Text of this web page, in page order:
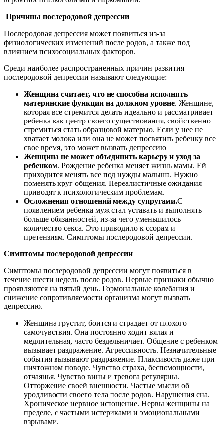
Причины послеродовой депрессии
Послеродовая депрессия может появиться из-за
физиологических изменений после родов, а также под
влиянием психосоциальных факторов.
Среди наиболее распространенных причин развития
послеродовой депрессии называют следующие:
Женщина считает, что не способна исполнять
материнские функции на должном уровне. Женщине,
которая все стремится делать идеально и рассматривает
ребенка как центр своего существования, свойственно
стремиться стать образцовой матерью. Если у нее не
хватает молока или она не может посвятить ребенку все
свое время, это может вызвать депрессию.
Женщина не может объединить карьеру и уход за
ребенком. Рождение ребенка меняет жизнь мамы. Ей
приходится менять все под нужды малыша. Нужно
поменять круг общения. Нереалистичные ожидания
приводят к психологическим проблемам.
Осложнения отношений между супругами.С
появлением ребенка муж стал уставать и выполнять
больше обязанностей, из-за чего уменьшилось
количество секса. Это приводило к ссорам и
претензиям. Симптомы послеродовой депрессии.
Симптомы послеродовой депрессии
Симптомы послеродовой депрессии могут появиться в
течение шести недель после родов. Первые признаки обычно
проявляются на пятый день. Гормональные колебания и
снижение сопротивляемости организма могут вызвать
депрессию.
Женщина грустит, боится и страдает от плохого
самочувствия. Она постоянно ходит вялая и
медлительная, часто бездельничает. Общение с ребенком
вызывает раздражение. Агрессивность. Незначительные
события вызывают раздражение. Плаксивость даже при
ничтожном поводе. Чувство страха, беспомощности,
отчаянья. Чувство вины и тревога регулярны.
Отторжение своей внешности. Частые мысли об
уродливости своего тела после родов. Нарушения сна.
Хроническое нервное истощение. Нервы женщины на
пределе, с частыми истериками и эмоциональными
взрывами.